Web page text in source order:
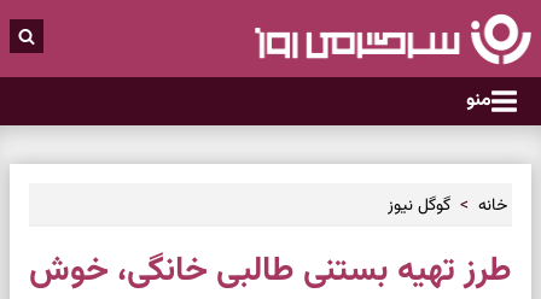
منو
خانه گوگل نیوز
طرز تهیه بستنی طالبی خانگی، خوش